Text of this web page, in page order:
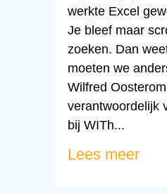
werkte Excel
Je bleef maar
zoeken. Dan
moeten we
Wilfred
verantwoordelijk
bij WITh...
Lees meer